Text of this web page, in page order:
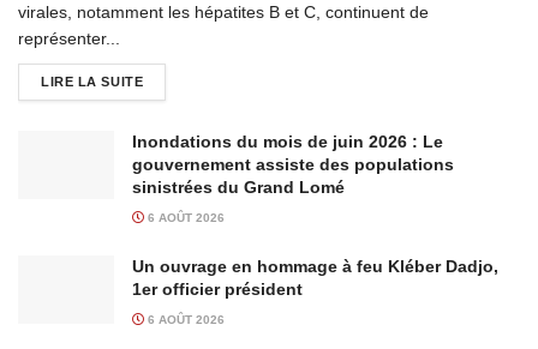
virales, notamment les hépatites B et C, continuent de
représenter...
LIRE LA SUITE
Inondations du mois de juin 2026 : Le
gouvernement assiste des populations
sinistrées du Grand Lomé
6 AOÛT 2026
Un ouvrage en hommage à feu Kléber Dadjo,
1er officier président
6 AOÛT 2026